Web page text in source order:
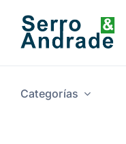
contenido
Categorías